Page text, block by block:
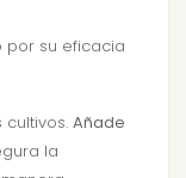
por su eficacia
Añade
la